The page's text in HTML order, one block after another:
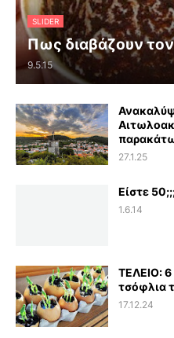
SLIDER
Πως διαβάζουν τον
9.5.15
27.1.25
Είστε
1.6.14
ΤΕΛΕΙΟ: 6
τσόφλια
17.12.24